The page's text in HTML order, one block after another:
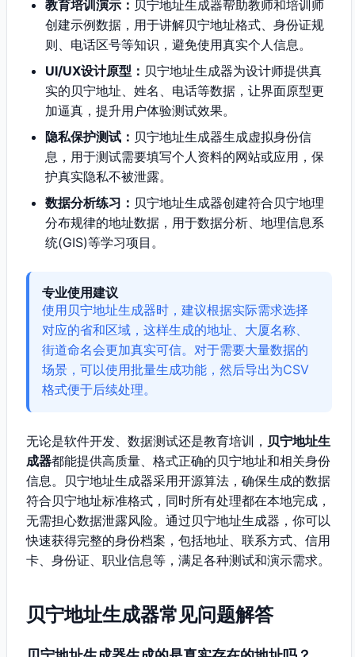
教育培训演示： 贝宁地址生成器帮助教师和培训师
创建示例数据，用于讲解贝宁地址格式、身份证规
则、电话区号等知识，避免使用真实个人信息。
UI/UX设计原型： 贝宁地址生成器为设计师提供真
实的贝宁地址、姓名、电话等数据，让界面原型更
加逼真，提升用户体验测试效果。
隐私保护测试： 贝宁地址生成器生成虚拟身份信
息，用于测试需要填写个人资料的网站或应用，保
护真实隐私不被泄露。
数据分析练习： 贝宁地址生成器创建符合贝宁地理
分布规律的地址数据，用于数据分析、地理信息系
统(GIS)等学习项目。
专业使用建议
使用贝宁地址生成器时，建议根据实际需求选择
对应的省和区域，这样生成的地址、大厦名称、
街道命名会更加真实可信。对于需要大量数据的
场景，可以使用批量生成功能，然后导出为CSV
格式便于后续处理。
无论是软件开发、数据测试还是教育培训， 贝宁地址生
成器都能提供高质量、格式正确的贝宁地址和相关身份
信息。贝宁地址生成器采用开源算法，确保生成的数据
符合贝宁地址标准格式，同时所有处理都在本地完成，
无需担心数据泄露风险。通过贝宁地址生成器，你可以
快速获得完整的身份档案，包括地址、联系方式、信用
卡、身份证、职业信息等，满足各种测试和演示需求。
贝宁地址生成器常见问题解答